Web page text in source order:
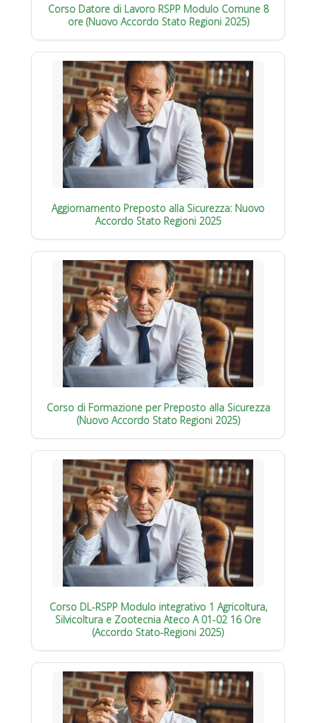
Corso Datore di Lavoro RSPP Modulo Comune 8
ore (Nuovo Accordo Stato Regioni 2025)
Aggiornamento Preposto alla Sicurezza: Nuovo
Accordo Stato Regioni 2025
Corso di Formazione per Preposto alla Sicurezza
(Nuovo Accordo Stato Regioni 2025)
Corso DL-RSPP Modulo integrativo 1 Agricoltura,
Silvicoltura e Zootecnia Ateco A 01-02 16 Ore
(Accordo Stato-Regioni 2025)